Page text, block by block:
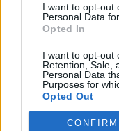
I want to opt-out
Personal Data
Opted In
I want to opt-out
Retention, Sale,
Personal Data
Purposes for
Opted Out
CONFIRM